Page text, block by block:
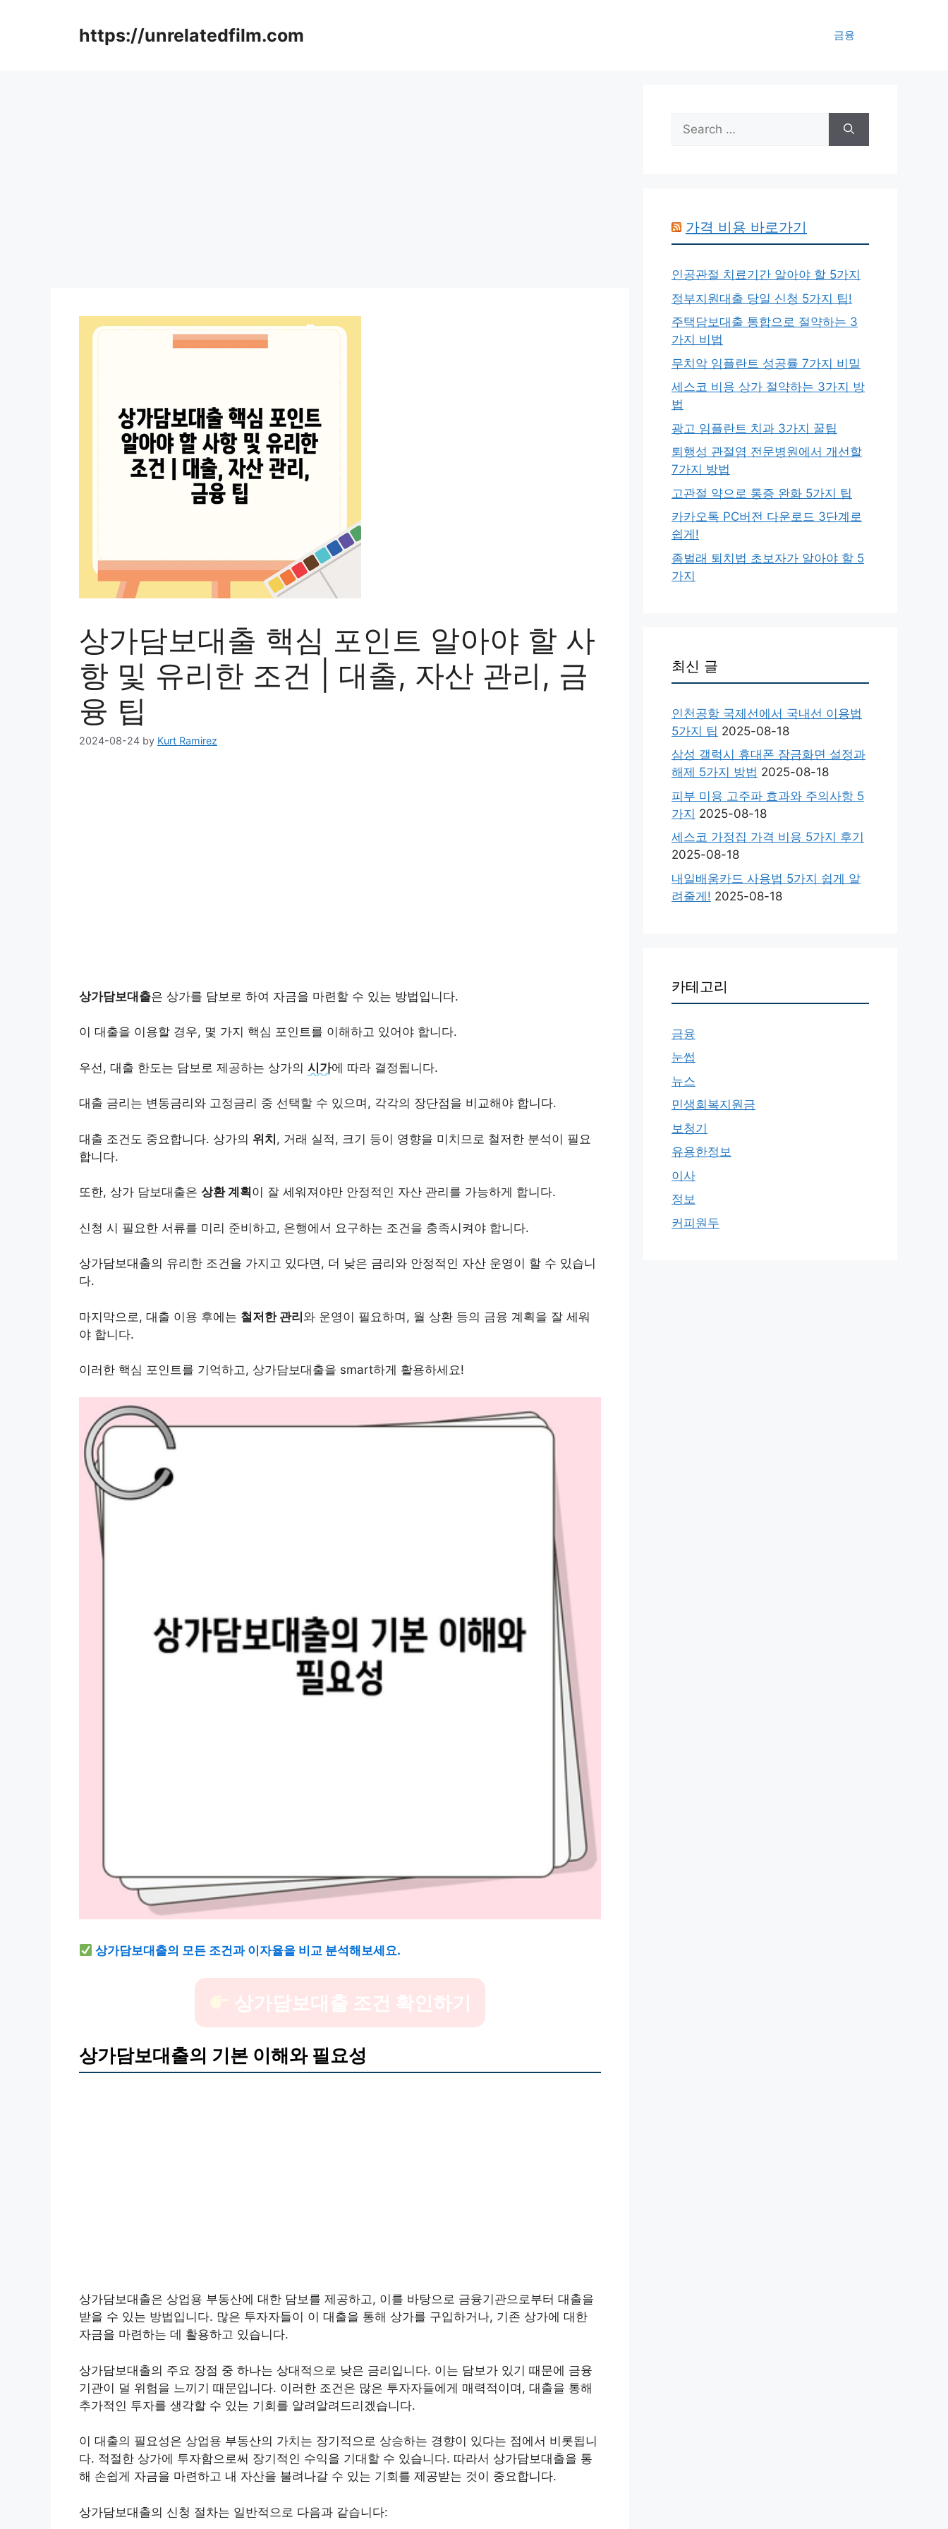
https://unrelatedfilm.com 금융
상가담보대출 핵심 포인트 알아야 할 사
항 및 유리한 조건 | 대출, 자산 관리, 금
융 팁
2024-08-24 by Kurt Ramirez
상가담보대출은 상가를 담보로 하여 자금을 마련할 수 있는 방법입니다.
이 대출을 이용할 경우, 몇 가지 핵심 포인트를 이해하고 있어야 합니다.
우선, 대출 한도는 담보로 제공하는 상가의 시가에 따라 결정됩니다.
대출 금리는 변동금리와 고정금리 중 선택할 수 있으며, 각각의 장단점을 비교해야 합니다.
대출 조건도 중요합니다. 상가의 위치, 거래 실적, 크기 등이 영향을 미치므로 철저한 분석이 필요
합니다.
또한, 상가 담보대출은 상환 계획 이 잘 세워져야만 안정적인 자산 관리를 가능하게 합니다.
신청 시 필요한 서류를 미리 준비하고, 은행에서 요구하는 조건을 충족시켜야 합니다.
상가담보대출의 유리한 조건을 가지고 있다면, 더 낮은 금리와 안정적인 자산 운영이 할 수 있습니
다.
마지막으로, 대출 이용 후에는 철저한 관리와 운영이 필요하며, 월 상환 등의 금융 계획을 잘 세워
야 합니다.
이러한 핵심 포인트를 기억하고, 상가담보대출을 smart하게 활용하세요!
상가담보대출의 모든 조건과 이자율을 비교 분석해보세요.
상가담보대출 조건 확인하기
상가담보대출의 기본 이해와 필요성
상가담보대출은 상업용 부동산에 대한 담보를 제공하고, 이를 바탕으로 금융기관으로부터 대출을
받을 수 있는 방법입니다. 많은 투자자들이 이 대출을 통해 상가를 구입하거나, 기존 상가에 대한
자금을 마련하는 데 활용하고 있습니다.
상가담보대출의 주요 장점 중 하나는 상대적으로 낮은 금리입니다. 이는 담보가 있기 때문에 금융
기관이 덜 위험을 느끼기 때문입니다. 이러한 조건은 많은 투자자들에게 매력적이며, 대출을 통해
추가적인 투자를 생각할 수 있는 기회를 알려알려드리겠습니다.
이 대출의 필요성은 상업용 부동산의 가치는 장기적으로 상승하는 경향이 있다는 점에서 비롯됩니
다. 적절한 상가에 투자함으로써 장기적인 수익을 기대할 수 있습니다. 따라서 상가담보대출을 통
해 손쉽게 자금을 마련하고 내 자산을 불려나갈 수 있는 기회를 제공받는 것이 중요합니다.
상가담보대출의 신청 절차는 일반적으로 다음과 같습니다:
Search
for:
가격 비용 바로가기
인공관절 치료기간 알아야 할 5가지
정부지원대출 당일 신청 5가지 팁!
주택담보대출 통합으로 절약하는 3
가지 비법
무치악 임플란트 성공률 7가지 비밀
세스코 비용 상가 절약하는 3가지 방
법
광고 임플란트 치과 3가지 꿀팁
퇴행성 관절염 전문병원에서 개선할
7가지 방법
고관절 약으로 통증 완화 5가지 팁
카카오톡 PC버전 다운로드 3단계로
쉽게!
좀벌래 퇴치법 초보자가 알아야 할 5
가지
최신 글
인천공항 국제선에서 국내선 이용법
5가지 팁 2025-08-18
삼성 갤럭시 휴대폰 잠금화면 설정과
해제 5가지 방법 2025-08-18
피부 미용 고주파 효과와 주의사항 5
가지 2025-08-18
세스코 가정집 가격 비용 5가지 후기
2025-08-18
내일배움카드 사용법 5가지 쉽게 알
려줄게! 2025-08-18
카테고리
금융
눈썹
뉴스
민생회복지원금
보청기
유용한정보
이사
정보
커피원두